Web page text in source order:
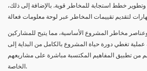
خطط استجابة للمخاطر قوية. بالإضافة إلى ذلك،
مخاطر المشروع الأساسية، مما يتيح للمشاركين
تغطي دورة حياة المشروع بالكامل من البداية إلى
من تطبيق المفاهيم المكتسبة مباشرة على مشاريعهم
الخاصة.